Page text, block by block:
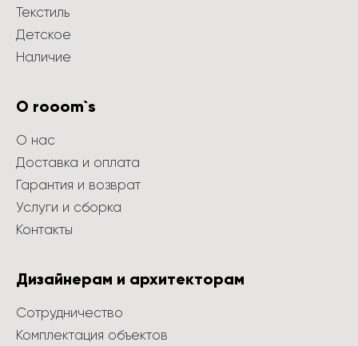
Текстиль
Детское
Наличие
О rooom`s
О нас
Доставка и оплата
Гарантия и возврат
Услуги и сборка
Контакты
Дизайнерам и архитекторам
Сотрудничество
Комплектация объектов